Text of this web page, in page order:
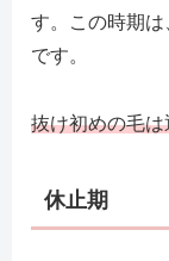
す。この時期
です。
抜け初めの毛
休止期